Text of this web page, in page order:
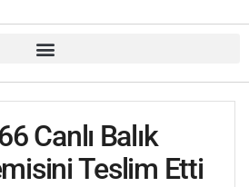
Canlı Balık
Teslim Etti